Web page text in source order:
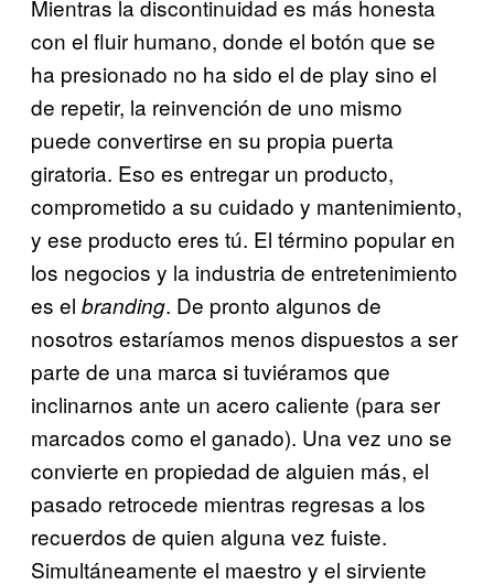
Mientras la discontinuidad es más honesta
con el fluir humano, donde el botón que se
ha presionado no ha sido el de play sino el
de repetir, la reinvención de uno mismo
puede convertirse en su propia puerta
giratoria. Eso es entregar un producto,
comprometido a su cuidado y mantenimiento,
y ese producto eres tú. El término popular en
los negocios y la industria de entretenimiento
es el branding. De pronto algunos de
nosotros estaríamos menos dispuestos a ser
parte de una marca si tuviéramos que
inclinarnos ante un acero caliente (para ser
marcados como el ganado). Una vez uno se
convierte en propiedad de alguien más, el
pasado retrocede mientras regresas a los
recuerdos de quien alguna vez fuiste.
Simultáneamente el maestro y el sirviente